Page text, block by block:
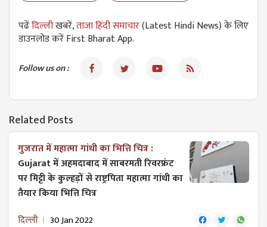
पढेंदिल्लीखबरें,ताजा हिंदी समाचार(Latest Hindi News) के लिए
डाउनलोड करें First Bharat App.
Follow us on :
Related Posts
गुजरात में महात्मा गांधी का भित्ति चित्र :
Gujarat में अहमदाबाद में साबरमती रिवरफ्रंट
पर मिट्टी के कुल्हड़ों से राष्ट्रपिता महात्मा गांधी का
तैयार किया भित्ति चित्र
दिल्ली 30 Jan 2022